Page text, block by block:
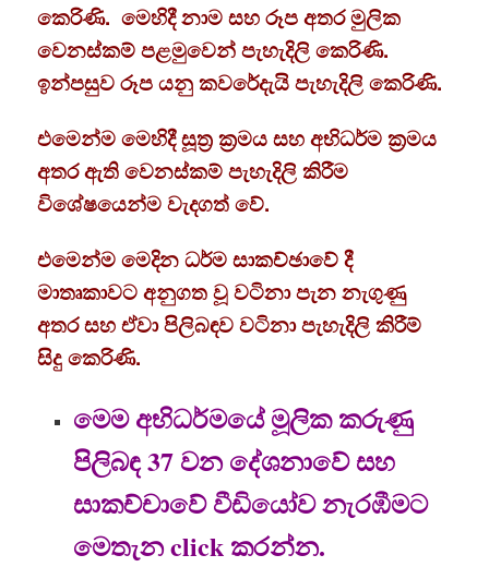
කෙරිණි. මෙහිදී නාම සහ රූප අතර මුලික
වෙනස්කම් පළමුවෙන් පැහැදිලි කෙරිණි.
ඉන්පසුව රූප යනු කවරේදැයි පැහැදිලි කෙරිණි.
එමෙන්ම මෙහිදී සූත්‍ර ක්‍රමය සහ අභිධර්ම ක්‍රමය
අතර ඇති වෙනස්කම් පැහැදිලි කිරීම
විශේෂයෙන්ම වැදගත් වේ.
එමෙන්ම මෙදින ධර්ම සාකච්ඡාවේ දී
මාතෘකාවට අනුගත වූ වටිනා පැන නැගුණු
අතර සහ ඒවා පිලිබඳව වටිනා පැහැදිලි කිරීම්
සිදු කෙරිණි.
මෙම අභිධර්මයේ මූලික කරුණු
පිලිබඳ 37 වන දේශනාවේ සහ
සාකච්චාවේ වීඩියෝව නැරඹීමට
මෙතැන click කරන්න.